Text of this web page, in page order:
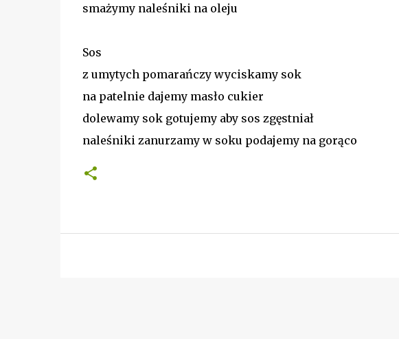
smażymy naleśniki na oleju
Sos
z umytych pomarańczy wyciskamy sok
na patelnie dajemy masło cukier
dolewamy sok gotujemy aby sos zgęstniał
naleśniki zanurzamy w soku podajemy na gorąco